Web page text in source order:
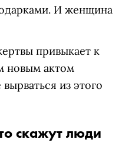
И женщина
привыкает к
новым актом
из этого
скажут люди